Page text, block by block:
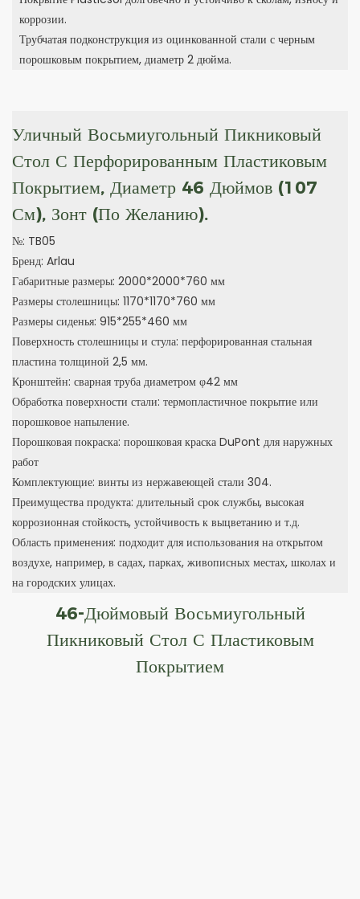
коррозии.
Трубчатая подконструкция из оцинкованной стали с черным
порошковым покрытием, диаметр 2 дюйма.
Уличный Восьмиугольный Пикниковый
Стол С Перфорированным Пластиковым
Покрытием, Диаметр 46 Дюймов (107
См), Зонт (по Желанию).
№: TB05
Бренд: Arlau
Габаритные размеры: 2000*2000*760 мм
Размеры столешницы: 1170*1170*760 мм
Размеры сиденья: 915*255*460 мм
Поверхность столешницы и стула: перфорированная стальная
пластина толщиной 2,5 мм.
Кронштейн: сварная труба диаметром φ42 мм
Обработка поверхности стали: термопластичное покрытие или
порошковое напыление.
Порошковая покраска: порошковая краска DuPont для наружных
работ
Комплектующие: винты из нержавеющей стали 304.
Преимущества продукта: длительный срок службы, высокая
коррозионная стойкость, устойчивость к выцветанию и т.д.
Область применения: подходит для использования на открытом
воздухе, например, в садах, парках, живописных местах, школах и
на городских улицах.
46-Дюймовый Восьмиугольный
Пикниковый Стол С Пластиковым
Покрытием